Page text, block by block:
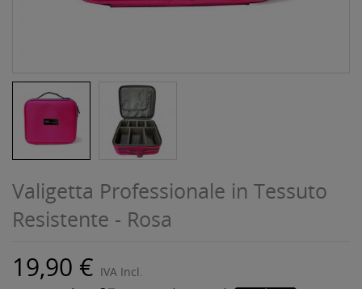
Valigetta Professionale in Tessuto
Resistente - Rosa
19,90 € IVA Incl.